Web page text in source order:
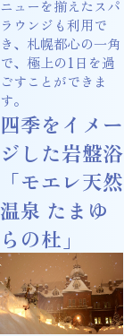
ニューを揃えたスパ
ラウンジも利用で
き、札幌都心の一角
で、極上の1日を過
ごすことができま
す。
四季をイメー
ジした岩盤浴
「モエレ天然
温泉 たまゆ
らの杜」